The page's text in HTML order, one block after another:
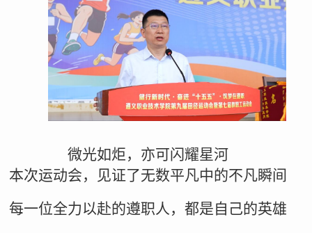
微光如炬，亦可闪耀星河
本次运动会，见证了无数平凡中的不凡瞬间
每一位全力以赴的遵职人，都是自己的英雄